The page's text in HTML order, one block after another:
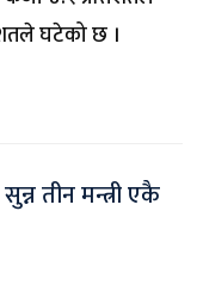
घटेको छ ।
तीन मन्त्री एकै